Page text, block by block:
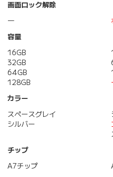
画面ロック解除
―
容量
16GB
32GB
64GB
128GB
カラー
スペースグレイ
シルバー
チップ
A7チップ